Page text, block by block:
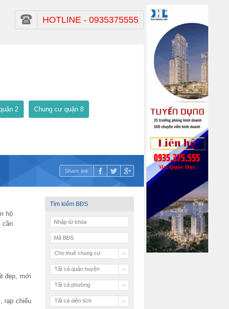
HOTLINE - 0935375555
2 Chung cư quận 8
Share link
hộ
cần
đẹp, mới
rạp chiếu
Tìm kiếm BĐS
Cho thuê chung cư
Tất cả quận huyện
Tất cả phường
Tất cả diện tích